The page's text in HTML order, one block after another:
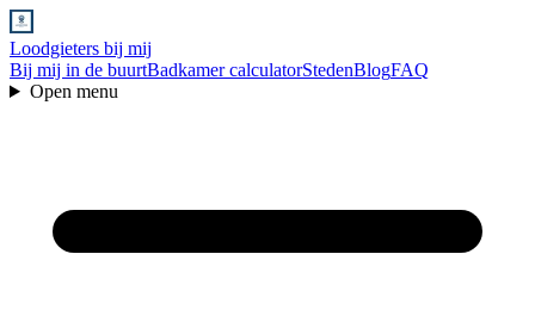
Loodgieters bij mij
Bij mij in de buurtBadkamer calculatorStedenBlogFAQ
Open menu